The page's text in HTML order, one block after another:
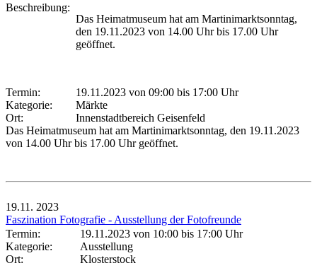
Beschreibung:
Das Heimatmuseum hat am Martinimarktsonntag,
den 19.11.2023 von 14.00 Uhr bis 17.00 Uhr
geöffnet.
Termin: 19.11.2023 von 09:00 bis 17:00 Uhr
Kategorie:
Märkte
Ort:
Innenstadtbereich Geisenfeld
Das Heimatmuseum hat am Martinimarktsonntag, den 19.11.2023
von 14.00 Uhr bis 17.00 Uhr geöffnet.
19.11. 2023
Faszination Fotografie - Ausstellung der Fotofreunde
Termin:
19.11.2023 von 10:00 bis 17:00 Uhr
Kategorie:
Ausstellung
Ort:
Klosterstock